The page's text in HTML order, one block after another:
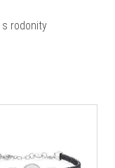
s rodonity